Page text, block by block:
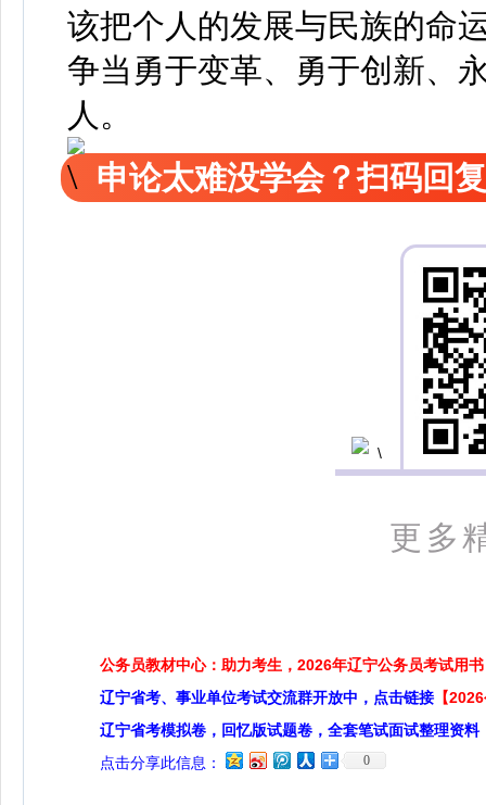
该把个人的发展与民族的命
争当勇于变革、勇于创新、
人。
申论太难没学会？扫码回
更多
公务员教材中心：助力考生，2026年辽宁公务员考试用书
辽宁省考、事业单位考试交流群开放中，点击链接 【
辽宁省考模拟卷，回忆版试题卷，全套笔试面试整理资料
点击分享此信息：
0